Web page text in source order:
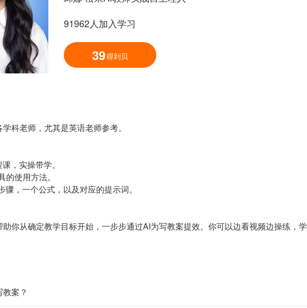
91962人加入学习
39得到贝
科老师，尤其是英语老师参考。
，实操带学。
使用方法。
骤，一个公式，以及对应的提示词。
你从确定教学目标开始，一步步通过AI为写教案提效。你可以边看视频边操练，学
案？